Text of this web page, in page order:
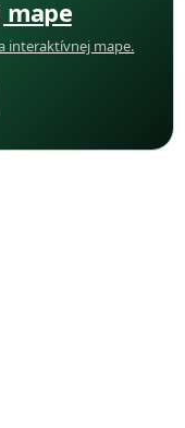
mape
interaktívnej mape.